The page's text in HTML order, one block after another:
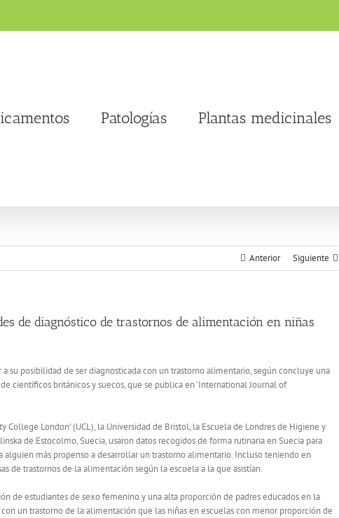
Patologías Plantas medicinales
Anterior Siguiente
de diagnóstico de trastornos de alimentación en niñas
su posibilidad de ser diagnosticada con un trastorno alimentario, según concluye una
científicos británicos y suecos, que se publica en ‘International Journal of
College London’ (UCL), la Universidad de Bristol, la Escuela de Londres de Higiene y
de Estocolmo, Suecia, usaron datos recogidos de forma rutinaria en Suecia para
más propenso a desarrollar un trastorno alimentario. Incluso teniendo en
de trastornos de la alimentación según la escuela a la que asistían.
de estudiantes de sexo femenino y una alta proporción de padres educados en la
un trastorno de la alimentación que las niñas en escuelas con menor proporción de